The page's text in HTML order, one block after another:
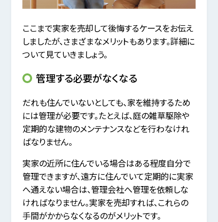
ここまで実家を売却して後悔するケースをお伝え
しましたが、さまざまなメリットもあります。詳細に
ついて見ていきましょう。
管理する必要がなくなる
だれも住んでいないとしても、家を維持するため
には管理が必要です。たとえば、庭の雑草駆除や
定期的な建物のメンテナンスなどを行わなけれ
ばなりません。
実家の近所に住んでいる場合はある程度自分で
管理できますが、遠方に住んでいて定期的に実家
へ通えない場合は、管理会社へ管理を依頼しな
ければなりません。実家を売却すれば、これらの
手間がかからなくなるのがメリットです。